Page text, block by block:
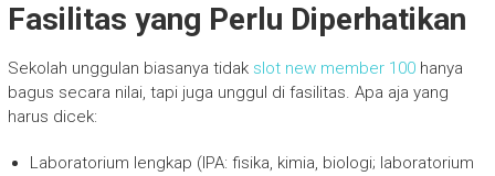
Fasilitas yang Perlu Diperhatikan
Sekolah unggulan biasanya tidak slot new member 100hanya
bagus secara nilai, tapi juga unggul di fasilitas. Apa aja yang
harus dicek:
Laboratorium lengkap (IPA: fisika, kimia, biologi; laboratorium